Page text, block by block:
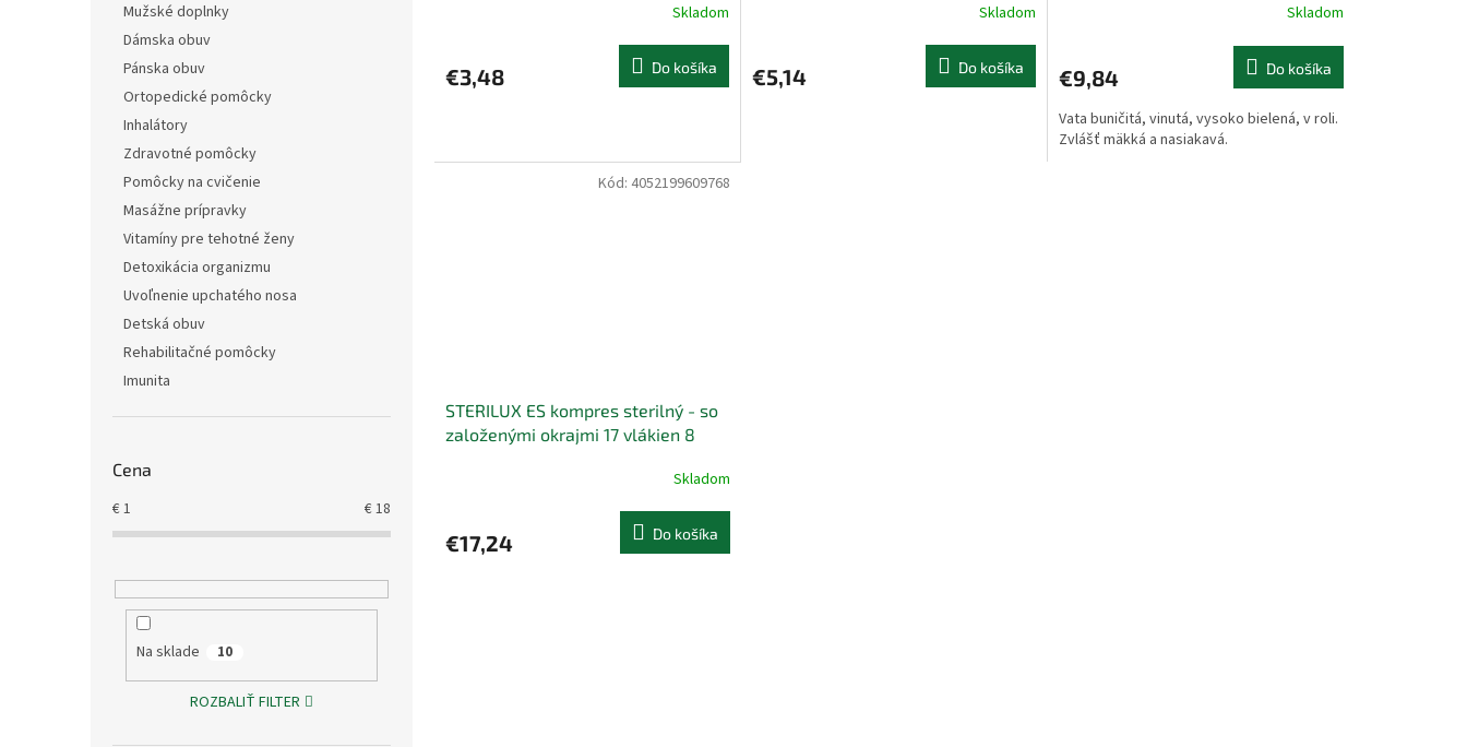
Mužské doplnky
Dámska obuv
Pánska obuv
Ortopedické pomôcky
Inhalátory
Zdravotné pomôcky
Pomôcky na cvičenie
Masážne prípravky
Vitamíny pre tehotné ženy
Detoxikácia organizmu
Uvoľnenie upchatého nosa
Detská obuv
Rehabilitačné pomôcky
Imunita
Cena
€1 €18
Na sklade 10
ROZBALIŤ FILTER
Skladom
€3,48 Do košíka
Skladom
€5,14 Do košíka
Skladom
€9,84 Do košíka
Vata buničitá, vinutá, vysoko bielená, v roli.
Zvlášť mäkká a nasiakavá.
STERILUX ES kompres sterilný - so
založenými okrajmi 17 vlákien 8
Skladom
€17,24 Do košíka
Kód: 4052199609768